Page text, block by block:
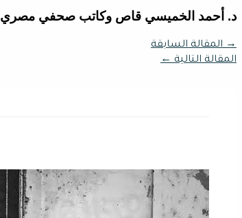
د. أحمد الخميسي قاص وكاتب صحفي مصري
→المقالة السابقة
المقالة التالية←